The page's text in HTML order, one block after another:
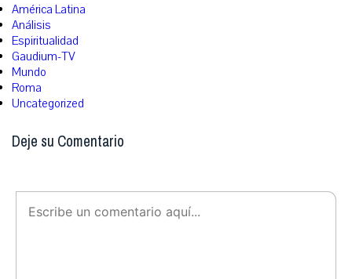
América Latina
Análisis
Espiritualidad
Gaudium-TV
Mundo
Roma
Uncategorized
Deje su Comentario